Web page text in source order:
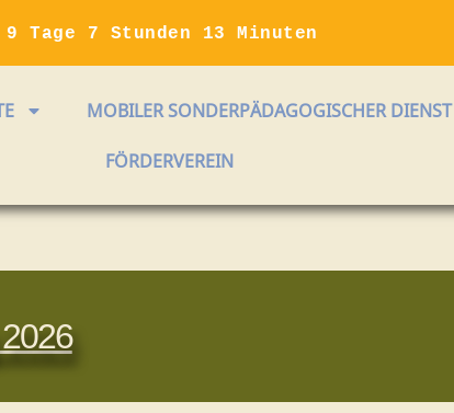
9 Tage 7 Stunden 13 Minuten
MOBILER SONDERPÄDAGOGISCHER DIENST
FÖRDERVEREIN